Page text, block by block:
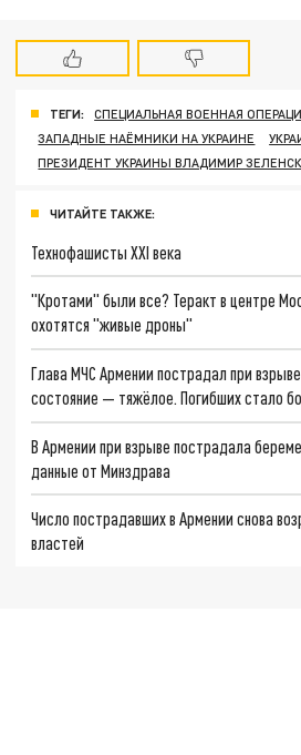
ТЕГИ:
СПЕЦИАЛЬНАЯ ВОЕННАЯ
ЗАПАДНЫЕ НАЁМНИКИ НА УКРАИНЕ
ПРЕЗИДЕНТ УКРАИНЫ ВЛАДИМИР
ЧИТАЙТЕ ТАКЖЕ:
Технофашисты XXI века
"Кротами" были все? Теракт в центре
охотятся "живые дроны"
Глава МЧС Армении пострадал при
состояние — тяжёлое. Погибших стало
В Армении при взрыве пострадала
данные от Минздрава
Число пострадавших в Армении снова
властей